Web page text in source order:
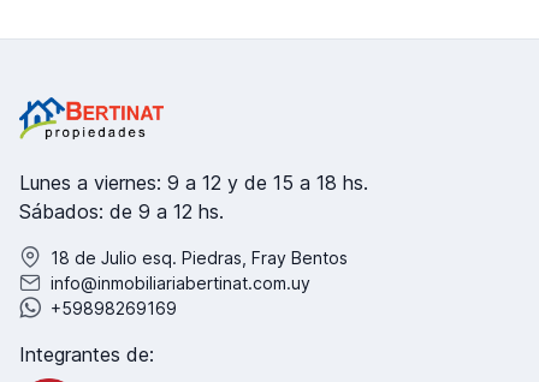
Lunes a viernes: 9 a 12 y de 15 a 18 hs.
Sábados: de 9 a 12 hs.
18 de Julio esq. Piedras, Fray Bentos
info@inmobiliariabertinat.com.uy
+59898269169
Integrantes de: